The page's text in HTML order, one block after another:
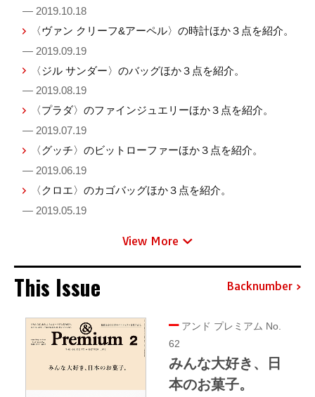
— 2019.10.18
〈ヴァン クリーフ&アーペル〉の時計ほか３点を紹介。
— 2019.09.19
〈ジル サンダー〉のバッグほか３点を紹介。
— 2019.08.19
〈プラダ〉のファインジュエリーほか３点を紹介。
— 2019.07.19
〈グッチ〉のビットローファーほか３点を紹介。
— 2019.06.19
〈クロエ〉のカゴバッグほか３点を紹介。
— 2019.05.19
View More
This Issue Backnumber
アンド プレミアム No.
62
みんな大好き、日
本のお菓子。